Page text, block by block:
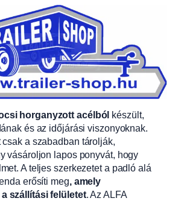
horganyzott acélból készült,
és az időjárási viszonyoknak.
csak a szabadban tárolják,
vásároljon lapos ponyvát, hogy
A teljes szerkezetet a padló alá
erősíti meg, amely
szállítási felületet. Az ALFA